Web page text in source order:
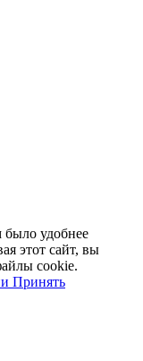
удобнее
этот сайт, вы
cookie.
Принять